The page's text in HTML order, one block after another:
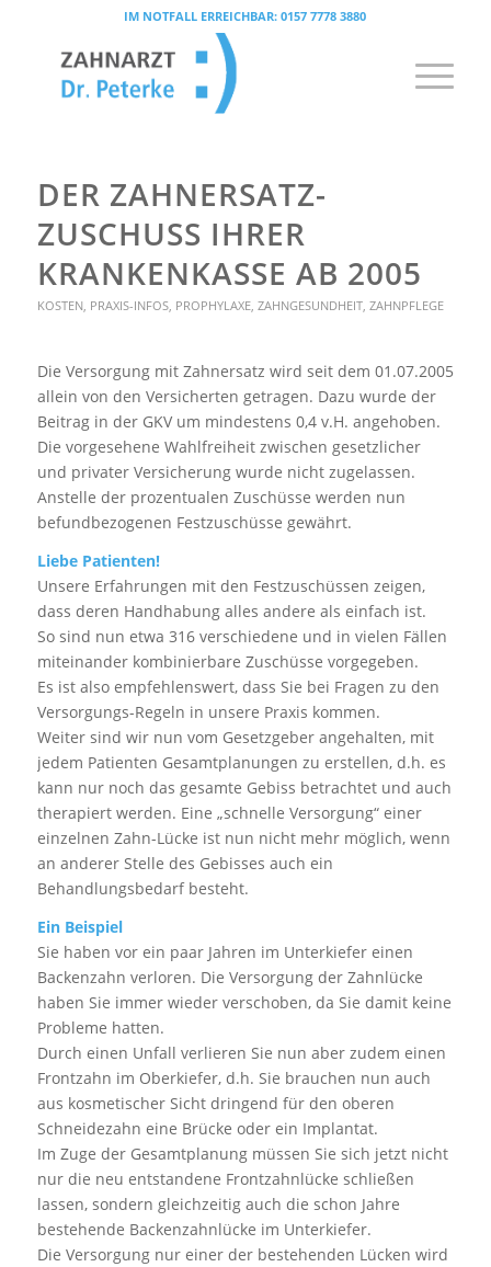
IM NOTFALL ERREICHBAR:0157 7778 3880
DER ZAHNERSATZ-
ZUSCHUSS IHRER
KRANKENKASSE AB 2005
KOSTEN, PRAXIS-INFOS, PROPHYLAXE, ZAHNGESUNDHEIT, ZAHNPFLEGE
Die Versorgung mit Zahnersatz wird seit dem 01.07.2005
allein von den Versicherten getragen. Dazu wurde der
Beitrag in der GKV um mindestens 0,4 v.H. angehoben.
Die vorgesehene Wahlfreiheit zwischen gesetzlicher
und privater Versicherung wurde nicht zugelassen.
Anstelle der prozentualen Zuschüsse werden nun
befundbezogenen Festzuschüsse gewährt.
Liebe Patienten!
Unsere Erfahrungen mit den Festzuschüssen zeigen,
dass deren Handhabung alles andere als einfach ist.
So sind nun etwa 316 verschiedene und in vielen Fällen
miteinander kombinierbare Zuschüsse vorgegeben.
Es ist also empfehlenswert, dass Sie bei Fragen zu den
Versorgungs-Regeln in unsere Praxis kommen.
Weiter sind wir nun vom Gesetzgeber angehalten, mit
jedem Patienten Gesamtplanungen zu erstellen, d.h. es
kann nur noch das gesamte Gebiss betrachtet und auch
therapiert werden. Eine „schnelle Versorgung“ einer
einzelnen Zahn-Lücke ist nun nicht mehr möglich, wenn
an anderer Stelle des Gebisses auch ein
Behandlungsbedarf besteht.
Ein Beispiel
Sie haben vor ein paar Jahren im Unterkiefer einen
Backenzahn verloren. Die Versorgung der Zahnlücke
haben Sie immer wieder verschoben, da Sie damit keine
Probleme hatten.
Durch einen Unfall verlieren Sie nun aber zudem einen
Frontzahn im Oberkiefer, d.h. Sie brauchen nun auch
aus kosmetischer Sicht dringend für den oberen
Schneidezahn eine Brücke oder ein Implantat.
Im Zuge der Gesamtplanung müssen Sie sich jetzt nicht
nur die neu entstandene Frontzahnlücke schließen
lassen, sondern gleichzeitig auch die schon Jahre
bestehende Backenzahnlücke im Unterkiefer.
Die Versorgung nur einer der bestehenden Lücken wird